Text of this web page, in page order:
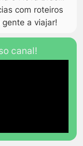
com roteiros
a viajar!
canal!